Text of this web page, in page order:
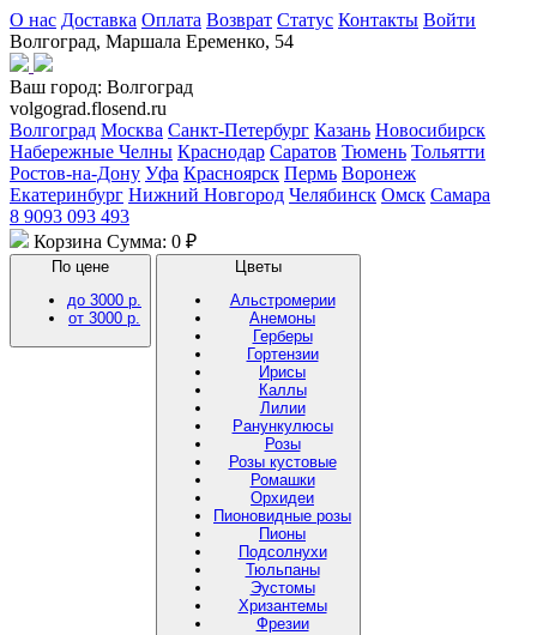
О нас Доставка Оплата Возврат Статус Контакты Войти
Волгоград, Маршала Еременко, 54
Ваш город: Волгоград
volgograd.flosend.ru
Волгоград Москва Санкт-Петербург Казань Новосибирск
Набережные Челны Краснодар Саратов Тюмень Тольятти
Ростов-на-Дону Уфа Красноярск Пермь Воронеж
Екатеринбург Нижний Новгород Челябинск Омск Самара
8 9093 093 493
Корзина Сумма: 0 ₽
По цене
до 3000 р.
от 3000 р.
Цветы
Альстромерии
Анемоны
Герберы
Гортензии
Ирисы
Каллы
Лилии
Ранункулюсы
Розы
Розы кустовые
Ромашки
Орхидеи
Пионовидные розы
Пионы
Подсолнухи
Тюльпаны
Эустомы
Хризантемы
Фрезии